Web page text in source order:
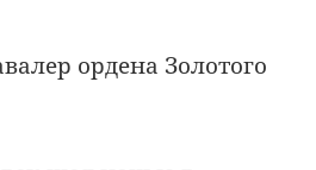
ордена Золотого